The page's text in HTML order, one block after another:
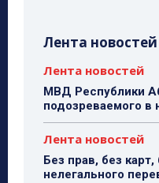
Лента новостей
Лента новостей
МВД Республики
подозреваемого в
Лента новостей
Без прав, без
нелегального